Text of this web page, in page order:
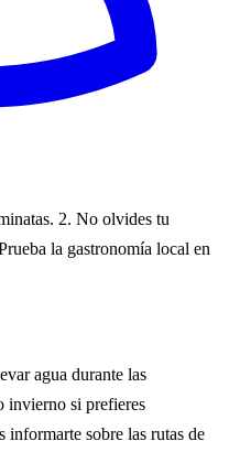
provincia de Córdoba,
vida serrana. Aquí puedes
Subbéticas, con paisajes
te conectan con la
2. No olvides tu
la gastronomía local en
agua durante las
invierno si prefieres
sobre las rutas de